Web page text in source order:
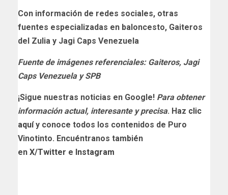
Con información de redes sociales, otras
fuentes especializadas en baloncesto, Gaiteros
del Zulia y Jagi Caps Venezuela
Fuente de imágenes referenciales: Gaiteros, Jagi
Caps Venezuela y SPB
¡Sigue nuestras noticias en Google! Para obtener
información actual, interesante y precisa. Haz clic
aquíy conoce todos los contenidos de Puro
Vinotinto. Encuéntranos también
en X/Twitter e Instagram